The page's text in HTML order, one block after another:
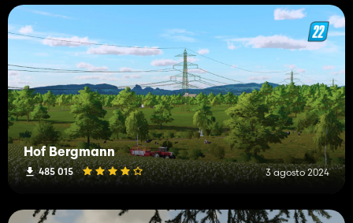
Hof Bergmann
485 015 3 agosto 2024